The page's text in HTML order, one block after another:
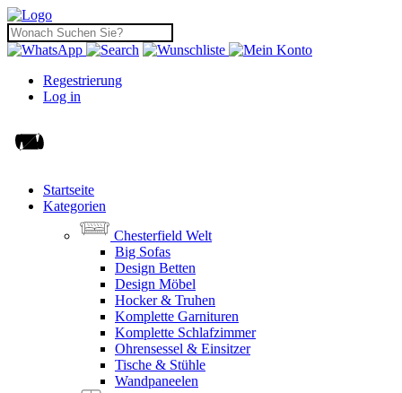
Regestrierung
Log in
Startseite
Kategorien
Chesterfield Welt
Big Sofas
Design Betten
Design Möbel
Hocker & Truhen
Komplette Garnituren
Komplette Schlafzimmer
Ohrensessel & Einsitzer
Tische & Stühle
Wandpaneelen